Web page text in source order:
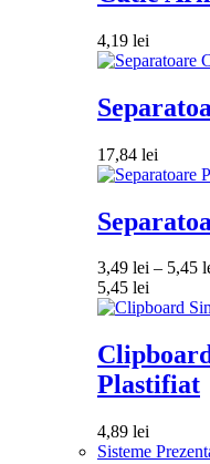
4,19 lei
17,84 lei
3,49 lei – 5,45
5,45 lei
Plastifiat
4,89 lei
Sisteme